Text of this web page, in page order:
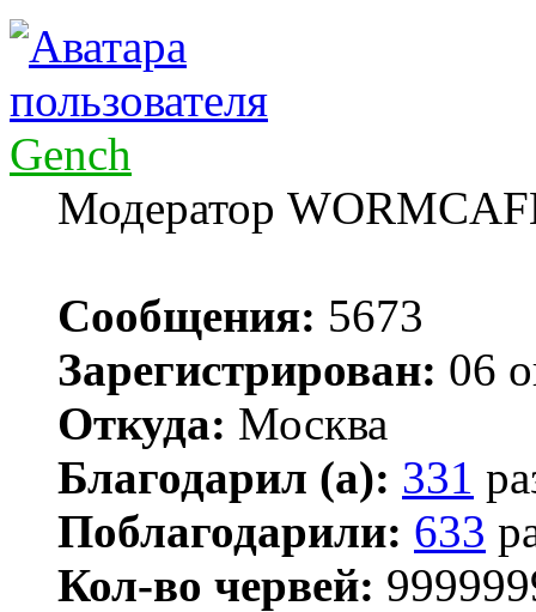
Gench
Модератор
Сообщения: 5673
Зарегистрирован: 06
Откуда: Москва
Благодарил (а): 331
Поблагодарили: 633
Кол-во червей: